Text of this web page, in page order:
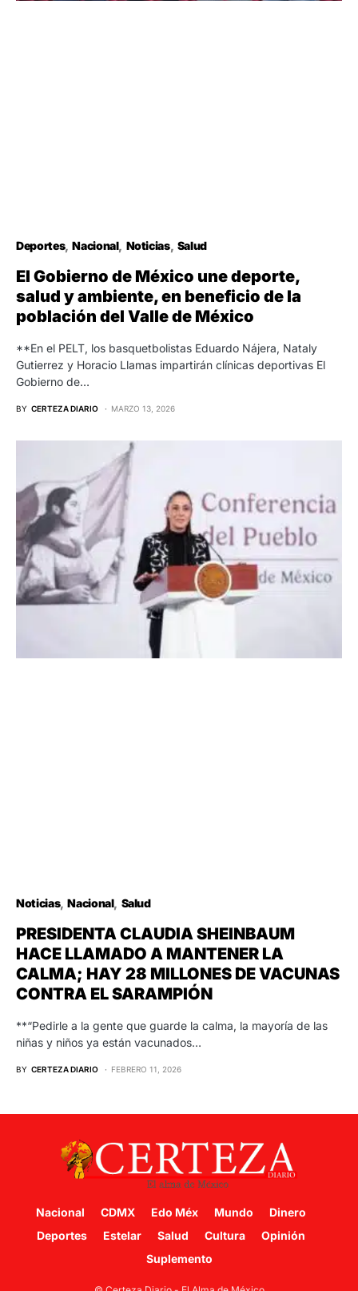
Deportes Nacional Noticias Salud
El Gobierno de México une deporte,
salud y ambiente, en beneficio de la
población del Valle de México
**En el PELT, los basquetbolistas Eduardo Nájera, Nataly
Gutierrez y Horacio Llamas impartirán clínicas deportivas El
Gobierno de…
BY CERTEZA DIARIO MARZO 13, 2026
Noticias Nacional Salud
PRESIDENTA CLAUDIA SHEINBAUM
HACE LLAMADO A MANTENER LA
CALMA; HAY 28 MILLONES DE VACUNAS
CONTRA EL SARAMPIÓN
**“Pedirle a la gente que guarde la calma, la mayoría de las
niñas y niños ya están vacunados…
BY CERTEZA DIARIO FEBRERO 11, 2026
Nacional CDMX Edo Méx Mundo
Dinero
Deportes
Estelar Salud Cultura
Opinión
Suplemento